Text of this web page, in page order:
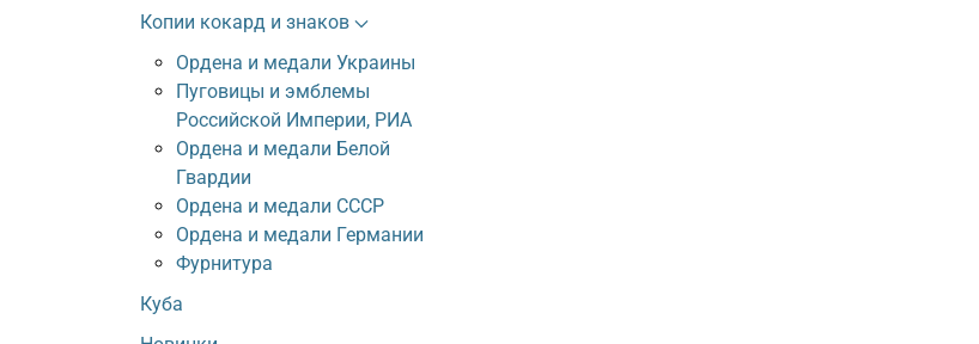
Копии кокард и знаков
Ордена и медали Украины
Пуговицы и эмблемы
Российской Империи, РИА
Ордена и медали Белой
Гвардии
Ордена и медали СССР
Ордена и медали Германии
Фурнитура
Куба